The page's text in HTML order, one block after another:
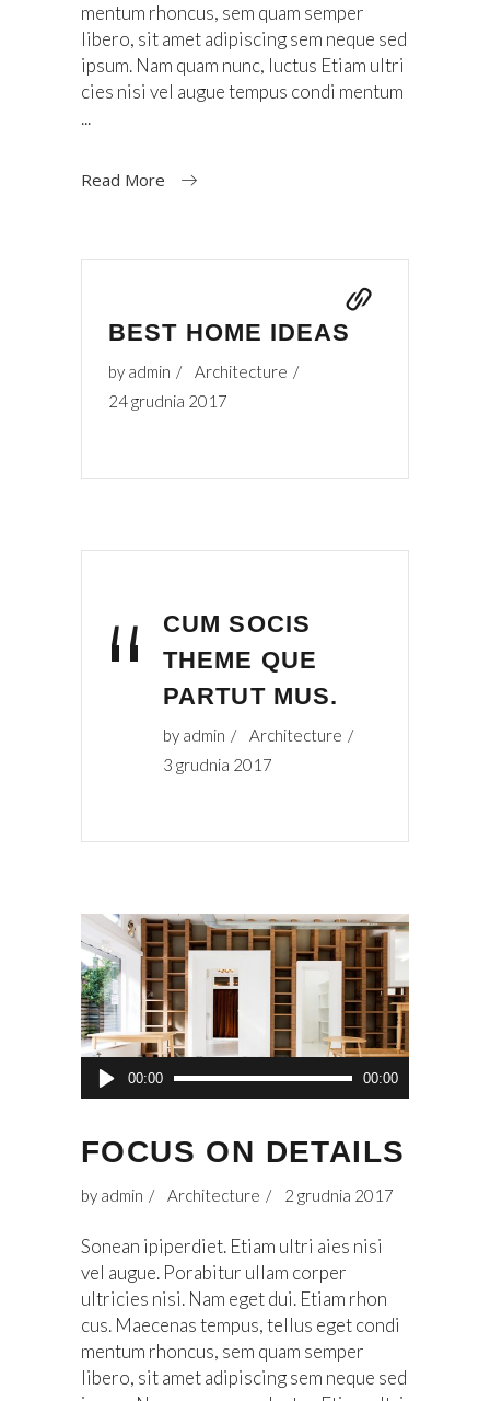
mentum rhoncus, sem quam semper
libero, sit amet adipiscing sem neque sed
ipsum. Nam quam nunc, luctus Etiam ultri
cies nisi vel augue tempus condi mentum
Read More
BEST HOME IDEAS
by admin
Architecture
24 grudnia 2017
“
CUM SOCIS
THEME QUE
PARTUT MUS.
by admin
Architecture
3 grudnia 2017
Odtwarzacz
plików
00:00 00:00
FOCUS ON DETAILS
by admin Architecture 2 grudnia 2017
Sonean ipiperdiet. Etiam ultri aies nisi
vel augue. Porabitur ullam corper
ultricies nisi. Nam eget dui. Etiam rhon
cus. Maecenas tempus, tellus eget condi
mentum rhoncus, sem quam semper
libero, sit amet adipiscing sem neque sed